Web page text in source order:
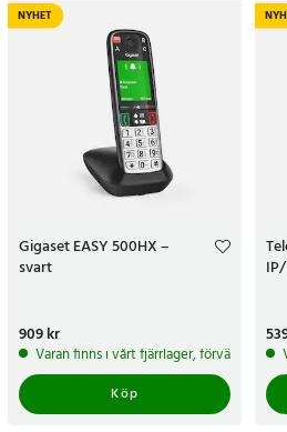
NYHET
Gigaset EASY 500HX –
svart
Pris:909 kr
909 kr
Varan finns i vårt fjärrlager, förväntas
Köp